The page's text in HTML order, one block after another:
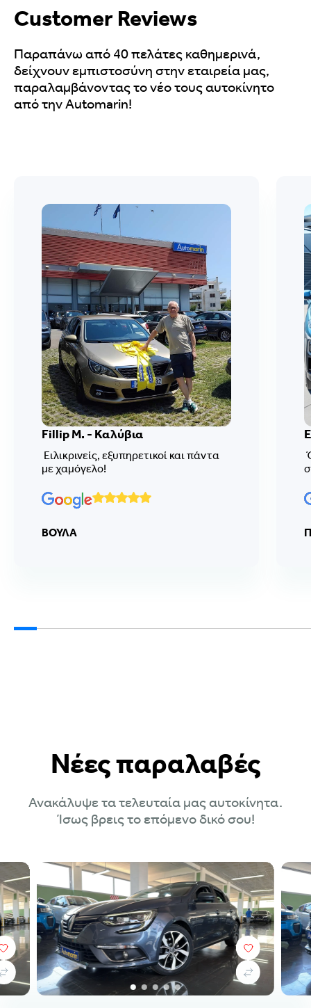
Customer Reviews
Παραπάνω από 40 πελάτες καθημερινά,
δείχνουν εμπιστοσύνη στην εταιρεία μας,
παραλαμβάνοντας το νέο τους αυτοκίνητο
από την Automarin!
Fillip M. - Καλύβια
Ειλικρινείς, εξυπηρετικοί και πάντα
με χαμόγελο!
ΒΟΥΛΑ
Νέες παραλαβές
Ανακάλυψε τα τελευταία μας αυτοκίνητα.
Ίσως βρεις το επόμενο δικό σου!